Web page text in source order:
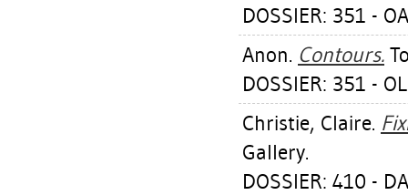
DOSSIER: 351 -
Anon. Contours.
DOSSIER: 351 -
Christie, Claire.
Gallery.
DOSSIER: 410 -